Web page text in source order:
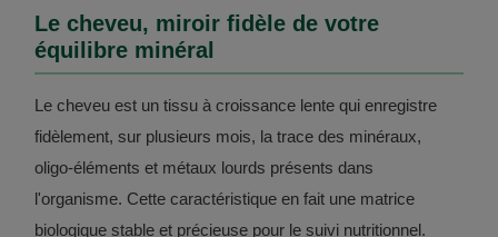
Le cheveu, miroir fidèle de votre
équilibre minéral
Le cheveu est un tissu à croissance lente qui enregistre
fidèlement, sur plusieurs mois, la trace des minéraux,
oligo-éléments et métaux lourds présents dans
l'organisme. Cette caractéristique en fait une matrice
biologique stable et précieuse pour le suivi nutritionnel.